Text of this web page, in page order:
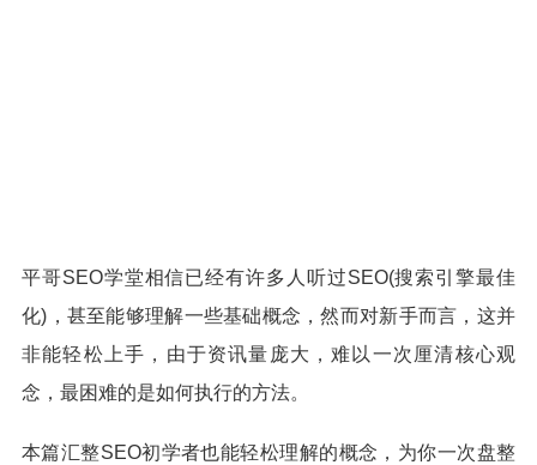
平哥SEO学堂相信已经有许多人听过SEO(搜索引擎最佳
化)，甚至能够理解一些基础概念，然而对新手而言，这并
非能轻松上手，由于资讯量庞大，难以一次厘清核心观
念，最困难的是如何执行的方法。
本篇汇整SEO初学者也能轻松理解的概念，为你一次盘整